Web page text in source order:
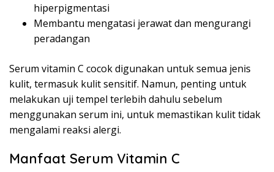
hiperpigmentasi
Membantu mengatasi jerawat dan mengurangi
peradangan
Serum vitamin C cocok digunakan untuk semua jenis
kulit, termasuk kulit sensitif. Namun, penting untuk
melakukan uji tempel terlebih dahulu sebelum
menggunakan serum ini, untuk memastikan kulit tidak
mengalami reaksi alergi.
Manfaat Serum Vitamin C